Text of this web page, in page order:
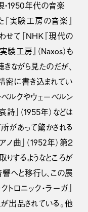
・1950年代の音楽
実験工房の音楽』
て「ＮＨＫ『現代の
験工房』（Naxos）も
きながら見たのだが、
密に書き込まれてい
ルクやウェーベルン
詩」（1955年）などは
があって驚かされる
曲」（1952年）第２
りするようなところが
へと移行し、この展
ロニック・ラーガ」
が出品されている。他